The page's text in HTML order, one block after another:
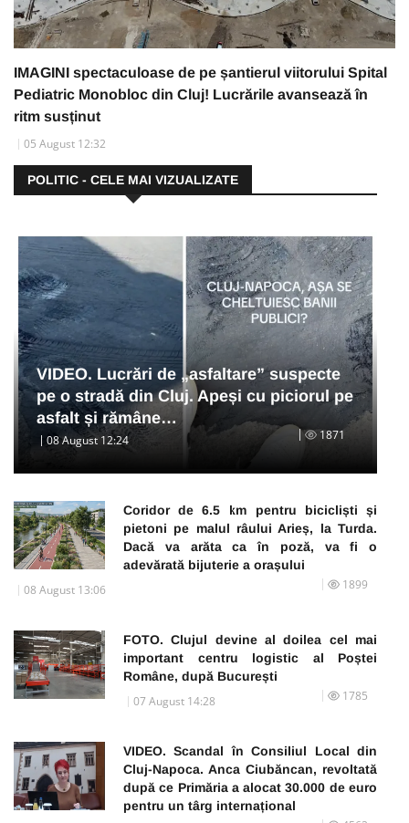
IMAGINI spectaculoase de pe șantierul viitorului Spital
Pediatric Monobloc din Cluj! Lucrările avansează în
ritm susținut
05 August 12:32
POLITIC - CELE MAI VIZUALIZATE
VIDEO. Lucrări de „asfaltare” suspecte
pe o stradă din Cluj. Apeși cu piciorul pe
asfalt și rămâne…
08 August 12:24 1871
Coridor de 6.5 km pentru bicicliști și
pietoni pe malul râului Arieș, la Turda.
Dacă va arăta ca în poză, va fi o
adevărată bijuterie a orașului
08 August 13:06 1899
FOTO. Clujul devine al doilea cel mai
important centru logistic al Poștei
Române, după București
07 August 14:28 1785
VIDEO. Scandal în Consiliul Local din
Cluj-Napoca. Anca Ciubăncan, revoltată
după ce Primăria a alocat 30.000 de euro
pentru un târg internațional